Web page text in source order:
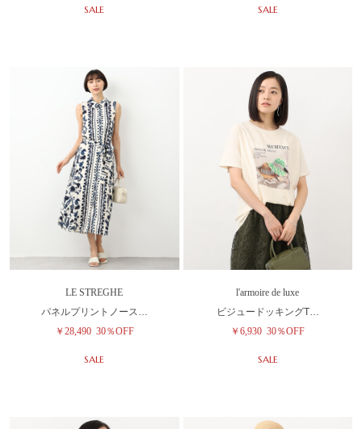
SALE SALE
LE STREGHE
パネルプリントノース…
￥28,490 30％OFF
SALE
l'armoire de luxe
ビジュードッキングT…
￥6,930 30％OFF
SALE